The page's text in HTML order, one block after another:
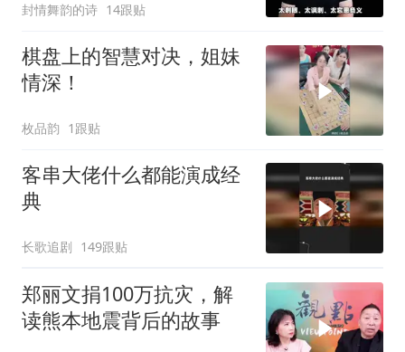
封情舞韵的诗 14跟贴
棋盘上的智慧对决，姐妹
情深！
枚品韵 1跟贴
客串大佬什么都能演成经
典
长歌追剧 149跟贴
郑丽文捐100万抗灾，解
读熊本地震背后的故事